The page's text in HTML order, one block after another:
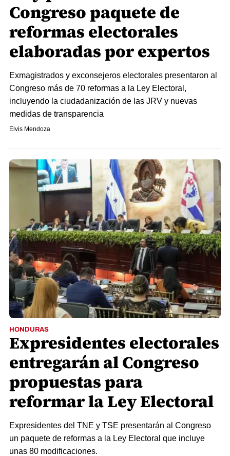
Congreso paquete de
reformas electorales
elaboradas por expertos
Exmagistrados y exconsejeros electorales presentaron al
Congreso más de 70 reformas a la Ley Electoral,
incluyendo la ciudadanización de las JRV y nuevas
medidas de transparencia
Elvis Mendoza
HONDURAS
Expresidentes electorales
entregarán al Congreso
propuestas para
reformar la Ley Electoral
Expresidentes del TNE y TSE presentarán al Congreso
un paquete de reformas a la Ley Electoral que incluye
unas 80 modificaciones.